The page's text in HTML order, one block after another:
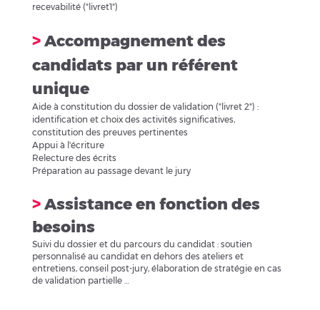
recevabilité ("livret1")
>Accompagnement des
candidats par un référent
unique
Aide à constitution du dossier de validation ("livret 2") :
identification et choix des activités significatives,
constitution des preuves pertinentes
Appui à l'écriture
Relecture des écrits
Préparation au passage devant le jury
>Assistance en fonction des
besoins
Suivi du dossier et du parcours du candidat : soutien
personnalisé au candidat en dehors des ateliers et
entretiens, conseil post-jury, élaboration de stratégie en cas
de validation partielle …